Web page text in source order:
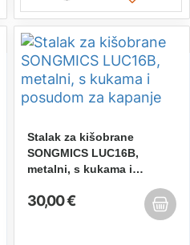
Stalak za kišobrane
SONGMICS LUC16B,
metalni, s kukama i
30,00 €